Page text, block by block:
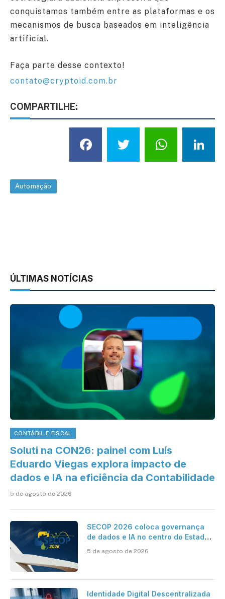
conquistamos também entre as plataformas e os
mecanismos de busca baseados em inteligência
artificial.
Faça parte desse contexto!
contato@cryptoid.com.br
COMPARTILHE:
Facebook
Twitter
Automação
ÚLTIMAS NOTÍCIAS
CONTÁBIL E FISCAL
Soluti na CON26: painel com Luís
Eduardo Viegas explora impacto de
dados e IA na eficiência da Contabilidade
5 de agosto de 2026
SECOP 2026 coloca governança
de dados e IA no centro do Estado
inteligente
5 de agosto de 2026
Identidade Digital Descentralizada